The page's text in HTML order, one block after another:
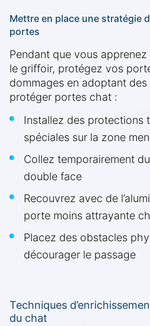
Mettre en place une stratégie
portes
Pendant que vous
le griffoir, protégez vos
dommages en adoptant
protéger portes chat :
Installez des protections
spéciales sur la zone
Collez temporairement
double face
Recouvrez avec de
porte moins attrayante
Placez des obstacles
décourager le passage
Techniques
du chat